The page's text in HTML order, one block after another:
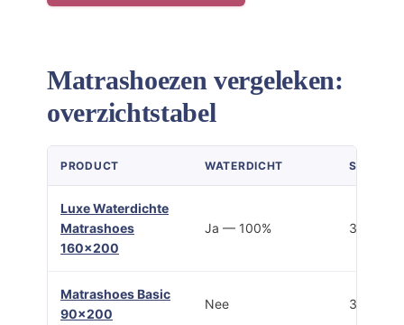
Matrashoezen vergeleken:
overzichtstabel
PRODUCT WATERDICHT SLUITING
Luxe Waterdichte
Matrashoes
160×200
Ja — 100% 3-zijdige
Matrashoes Basic
90×200
Nee 3-zijdige